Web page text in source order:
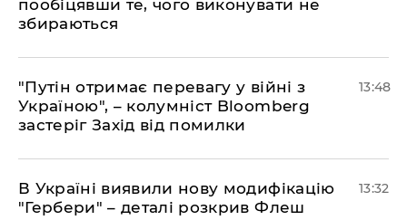
пообіцявши те, чого виконувати не
збираються
"Путін отримає перевагу у війні з
Україною", – колумніст Bloomberg
застеріг Захід від помилки
13:48
В Україні виявили нову модифікацію
"Гербери" – деталі розкрив Флеш
13:32